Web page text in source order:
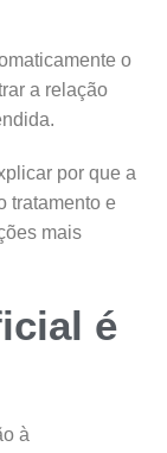
o
a relação
por que a
tratamento e
mais
é
à